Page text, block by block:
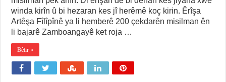
winda kirîn û bi hezaran kes jî herêmê koç kirin. Êrîşa
Artêşa Fîlîpînê ya li hemberê 200 çekdarên misilman ên
li bajarê Zamboangayê ket roja …
Bêtir »